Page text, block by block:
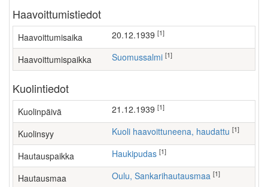
Haavoittumistiedot
Haavoittumisaika 20.12.1939 [1]
Haavoittumispaikka Suomussalmi [1]
Kuolintiedot
Kuolinpäivä 21.12.1939 [1]
Kuolinsyy Kuoli haavoittuneena, haudattu [1]
Hautauspaikka Haukipudas [1]
Hautausmaa Oulu, Sankarihautausmaa [1]